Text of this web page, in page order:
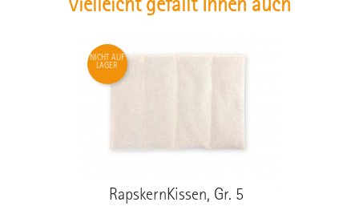
Vielleicht gefällt Ihnen auch
RapskernKissen, Gr. 5
NICHT AUF
LAGER